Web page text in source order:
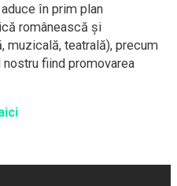
în prim plan
românească și
muzicală, teatrală), precum
fiind promovarea